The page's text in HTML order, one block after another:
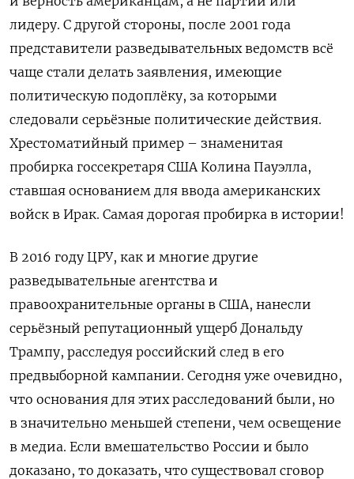
лидеру. С другой стороны, после 2001 года
представители разведывательных ведомств всё
чаще стали делать заявления, имеющие
политическую подоплёку, за которыми
следовали серьёзные политические действия.
Хрестоматийный пример – знаменитая
пробирка госсекретаря США Колина Пауэлла,
ставшая основанием для ввода американских
войск в Ирак. Самая дорогая пробирка в истории!
В 2016 году ЦРУ, как и многие другие
разведывательные агентства и
правоохранительные органы в США, нанесли
серьёзный репутационный ущерб Дональду
Трампу, расследуя российский след в его
предвыборной кампании. Сегодня уже очевидно,
что основания для этих расследований были, но
в значительно меньшей степени, чем освещение
в медиа. Если вмешательство России и было
доказано, то доказать, что существовал сговор